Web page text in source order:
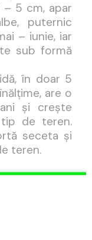
– 5 cm, apar
puternic
– iunie, iar
sub formă
în doar 5
are o
și crește
de teren.
seceta și
teren.